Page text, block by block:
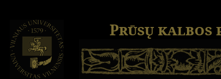
Prūsų kalbos